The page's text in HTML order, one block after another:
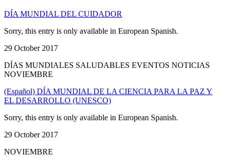
DÍA MUNDIAL DEL CUIDADOR
Sorry, this entry is only available in European Spanish.
29 October 2017
DÍAS MUNDIALES SALUDABLES EVENTOS NOTICIAS
NOVIEMBRE
(Español) DÍA MUNDIAL DE LA CIENCIA PARA LA PAZ Y
EL DESARROLLO (UNESCO)
Sorry, this entry is only available in European Spanish.
29 October 2017
NOVIEMBRE